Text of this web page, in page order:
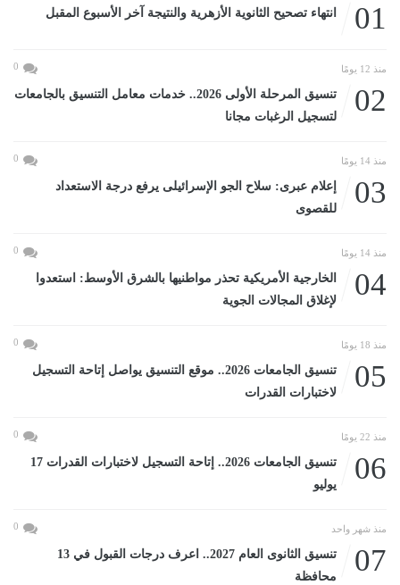
01 انتهاء تصحيح الثانوية الأزهرية والنتيجة آخر الأسبوع المقبل
منذ 12 يومًا 0
02
تنسيق المرحلة الأولى 2026.. خدمات معامل التنسيق بالجامعات
لتسجيل الرغبات مجانا
منذ 14 يومًا 0
03
إعلام عبرى: سلاح الجو الإسرائيلى يرفع درجة الاستعداد
للقصوى
منذ 14 يومًا 0
04
الخارجية الأمريكية تحذر مواطنيها بالشرق الأوسط: استعدوا
لإغلاق المجالات الجوية
منذ 18 يومًا 0
05
تنسيق الجامعات 2026.. موقع التنسيق يواصل إتاحة التسجيل
لاختبارات القدرات
منذ 22 يومًا 0
06
تنسيق الجامعات 2026.. إتاحة التسجيل لاختبارات القدرات 17
يوليو
منذ شهر واحد 0
07
تنسيق الثانوى العام 2027.. اعرف درجات القبول في 13
محافظة